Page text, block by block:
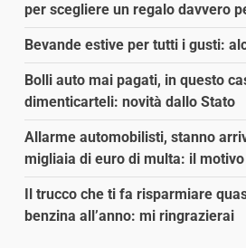
per scegliere un regalo davvero
Bevande estive per tutti i gusti:
Bolli auto mai pagati, in questo
dimenticarteli: novità dallo Stato
Allarme automobilisti, stanno
migliaia di euro di multa: il
Il trucco che ti fa risparmiare
benzina all’anno: mi ringrazierai